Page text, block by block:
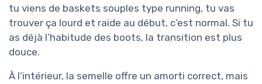
tu viens de baskets souples type running, tu vas
trouver ça lourd et raide au début, c’est normal. Si tu
as déjà l’habitude des boots, la transition est plus
douce.
À l’intérieur, la semelle offre un amorti correct, mais